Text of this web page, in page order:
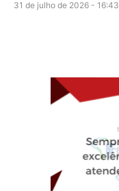
31 de julho de 2026 - 16:43